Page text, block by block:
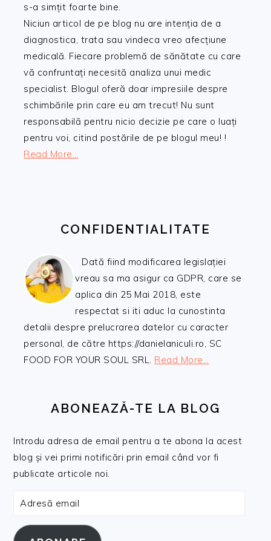
s-a simțit foarte bine.
Niciun articol de pe blog nu are intenția de a
diagnostica, trata sau vindeca vreo afecțiune
medicală. Fiecare problemă de sănătate cu care
vă confruntați necesită analiza unui medic
specialist. Blogul oferă doar impresiile despre
schimbările prin care eu am trecut! Nu sunt
responsabilă pentru nicio decizie pe care o luați
pentru voi, citind postările de pe blogul meu! !
Read More…
CONFIDENTIALITATE
Dată fiind modificarea legislației
vreau sa ma asigur ca GDPR, care se
aplica din 25 Mai 2018, este
respectat si iti aduc la cunostinta
detalii despre prelucrarea datelor cu caracter
personal, de către https://danielaniculi.ro, SC
FOOD FOR YOUR SOUL SRL. Read More…
ABONEAZĂ-TE LA BLOG
Introdu adresa de email pentru a te abona la acest
blog și vei primi notificări prin email când vor fi
publicate articole noi.
Adresă